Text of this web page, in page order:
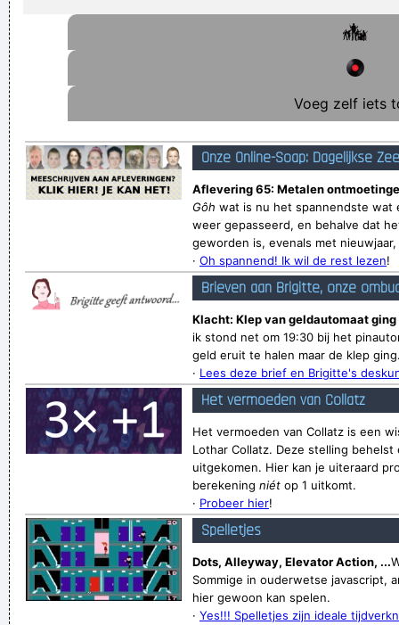
Voeg zelf iets
Onze Online-Soap: Dagelijkse
Aflevering 65: Metalen
Gôh wat is nu het spannendste wat
weer gepasseerd, en behalve dat
geworden is, evenals met
· Oh spannend! Ik wil de rest lezen!
Brieven aan Brigitte, onze
Klacht: Klep van geldautomaat
ik stond net om 19:30 bij het
geld eruit te halen maar de klep
· Lees deze brief en Brigitte's
Het vermoeden van Collatz
Het vermoeden van Collatz is een
Lothar Collatz. Deze stelling
uitgekomen. Hier kan je uiteraard
berekening niét op 1 uitkomt.
· Probeer hier!
Spelletjes
Dots, Alleyway, Elevator Action, ...
Sommige in ouderwetse javascript,
hier gewoon kan spelen.
· Yes!!! Spelletjes zijn ideale